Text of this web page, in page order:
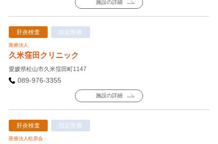
施設の詳細
肝炎検査 指定医療
医療法人
久米窪田クリニック
愛媛県松山市久米窪田町1147
089-976-3355
施設の詳細
肝炎検査 指定医療
医療法人松原会